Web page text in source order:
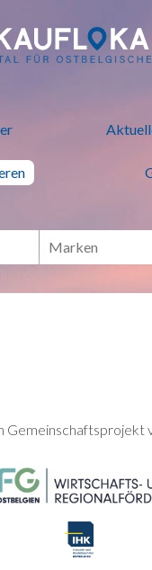
lokal - Bei
Gemeinschaftsprojekt